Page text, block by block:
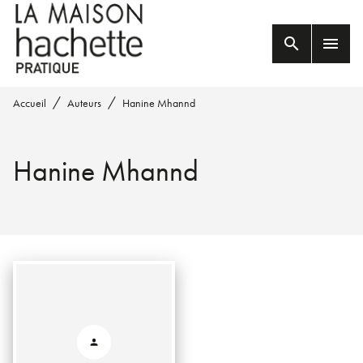
MENU RECHERCHE
PIED DE PAGE
search menu
Accueil / Auteurs / Hanine Mhannd
Hanine Mhannd